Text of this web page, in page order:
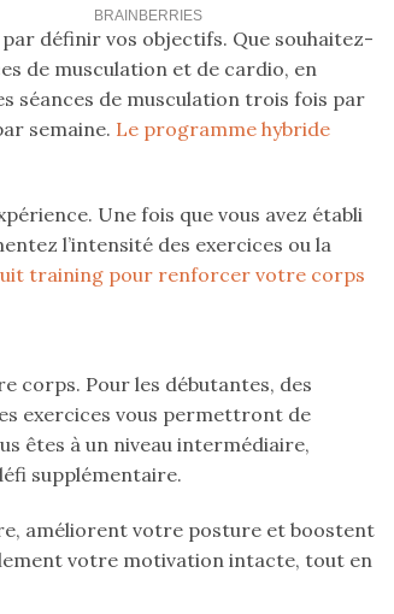
définir vos objectifs. Que souhaitez-
de musculation et de cardio, en
séances de musculation trois fois par
semaine. Le programme hybride
Une fois que vous avez établi
l’intensité des exercices ou la
training pour renforcer votre corps
corps. Pour les débutantes, des
exercices vous permettront de
êtes à un niveau intermédiaire,
supplémentaire.
améliorent votre posture et boostent
votre motivation intacte, tout en